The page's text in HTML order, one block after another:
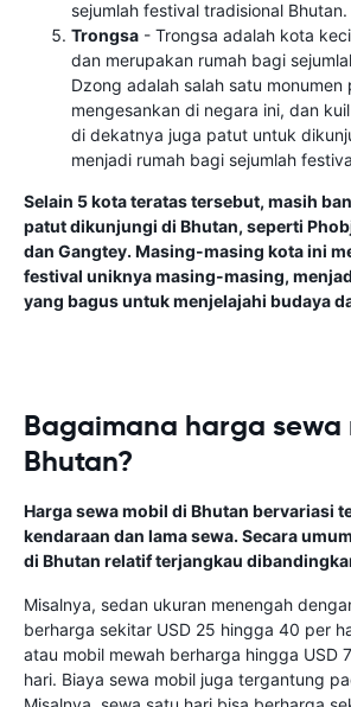
sejumlah festival tradisional Bhutan.
Trongsa - Trongsa adalah kota
dan merupakan rumah bagi
Dzong adalah salah satu monumen
mengesankan di negara ini, dan
di dekatnya juga patut untuk
menjadi rumah bagi sejumlah
Selain 5 kota teratas tersebut, masih
patut dikunjungi di Bhutan, seperti
dan Gangtey. Masing-masing kota ini
festival uniknya masing-masing,
yang bagus untuk menjelajahi budaya
Bagaimana harga sewa
Bhutan?
Harga sewa mobil di Bhutan bervariasi
kendaraan dan lama sewa. Secara
di Bhutan relatif terjangkau
Misalnya, sedan ukuran menengah
berharga sekitar USD 25 hingga 40 per
atau mobil mewah berharga hingga USD
hari. Biaya sewa mobil juga tergantung